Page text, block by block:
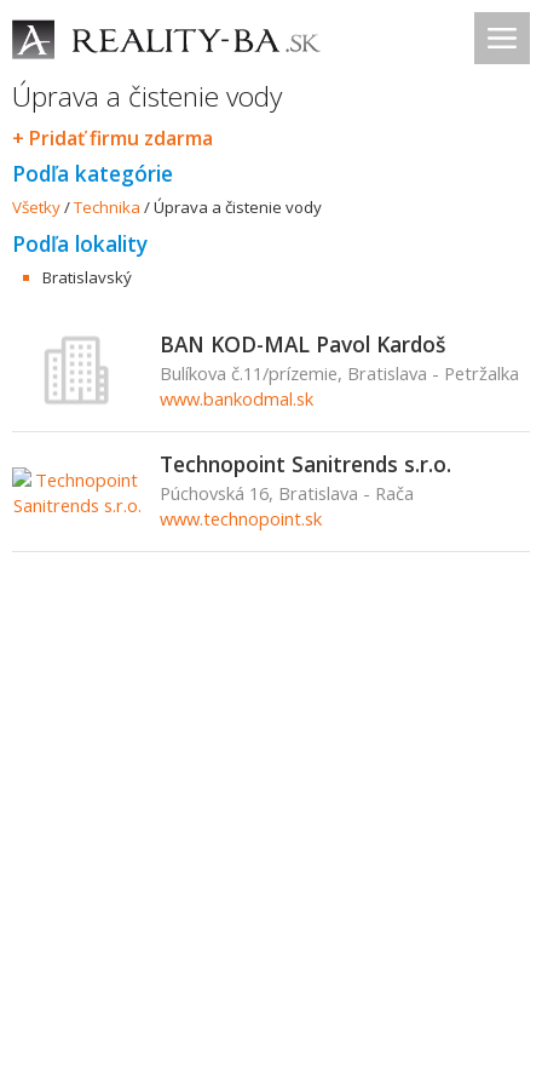
Úprava a čistenie vody
+ Pridať firmu zdarma
Podľa kategórie
Všetky/Technika /Úprava a čistenie vody
Podľa lokality
Bratislavský
BAN KOD-MAL Pavol Kardoš
Bulíkova č.11/prízemie, Bratislava - Petržalka
www.bankodmal.sk
Technopoint Sanitrends s.r.o.
Púchovská 16, Bratislava - Rača
www.technopoint.sk